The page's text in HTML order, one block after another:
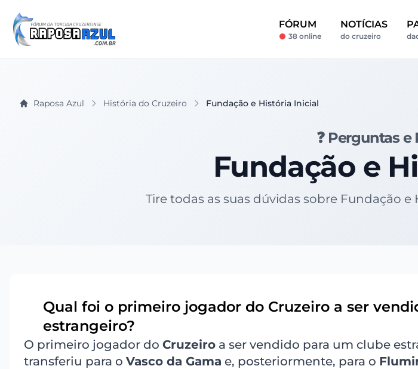
FÓRUM
38 online
NOTÍCIAS
do cruzeiro
Raposa Azul História do Cruzeiro Fundação e História Inicial
❓ Perguntas
Fundação e
Tire todas as suas dúvidas sobre Fundação
Qual foi o primeiro jogador do Cruzeiro a ser
estrangeiro?
O primeiro jogador do Cruzeiro a ser vendido para um clube
transferiu para o Vasco da Gama e, posteriormente, para o